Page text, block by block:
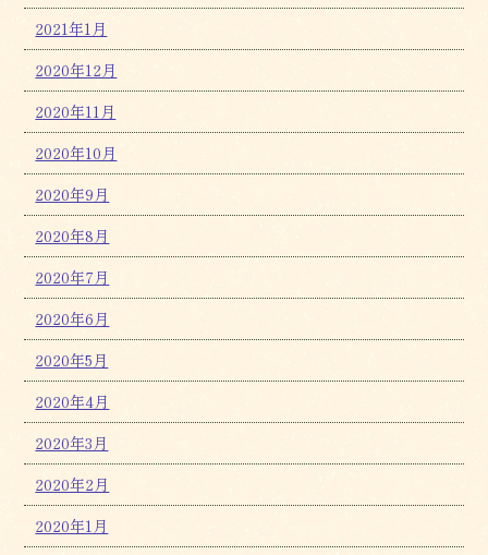
2021年1月
2020年12月
2020年11月
2020年10月
2020年9月
2020年8月
2020年7月
2020年6月
2020年5月
2020年4月
2020年3月
2020年2月
2020年1月